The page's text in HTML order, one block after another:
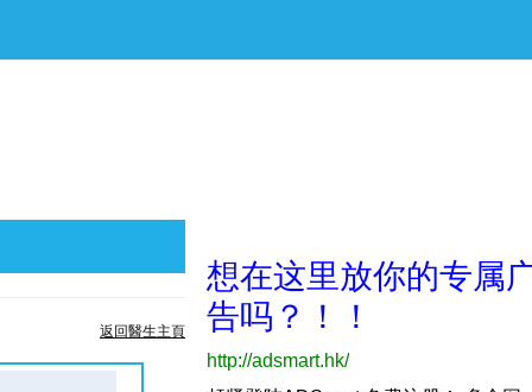
返回醫生主頁